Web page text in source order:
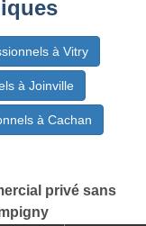
à Vitry
à Joinville
à Cachan
privé sans